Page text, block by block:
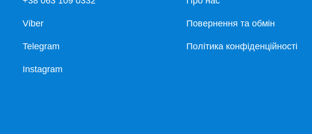
Viber
Telegram
Instagram
Повернення та обмін
Політика конфіденційності